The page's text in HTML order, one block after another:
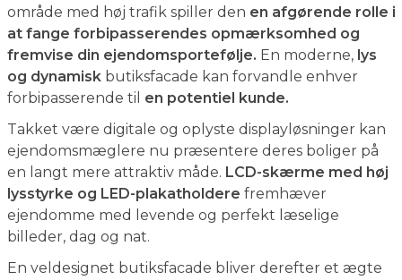
område med høj trafik spiller den en afgørende rolle i
at fange forbipasserendes opmærksomhed og
fremvise din ejendomsportefølje. En moderne, lys
og dynamiskbutiksfacade kan forvandle enhver
forbipasserende til en potentiel kunde.
Takket være digitale og oplyste displayløsninger kan
ejendomsmæglere nu præsentere deres boliger på
en langt mere attraktiv måde. LCD-skærme med høj
lysstyrke og LED-plakatholdere fremhæver
ejendomme med levende og perfekt læselige
billeder, dag og nat.
En veldesignet butiksfacade bliver derefter et ægte